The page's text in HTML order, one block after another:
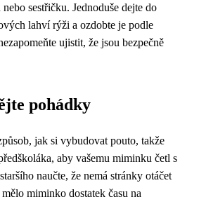
sestřičku. Jednoduše dejte do
lahví rýži a ozdobte je podle
ujistit, že jsou bezpečně
pohádky
jak si vybudovat pouto, takže
aby vašemu miminku četl s
naučte, že nemá stránky otáčet
miminko dostatek času na